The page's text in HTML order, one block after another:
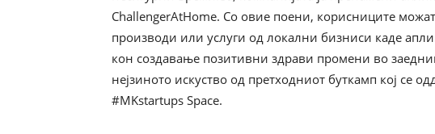
ChallengerAtHome. Со овие поени, корисниците можат
производи или услуги од локални бизниси каде
кон создавање позитивни здрави промени во
нејзиното искуство од претходниот буткамп кој се
#MKstartups Space.